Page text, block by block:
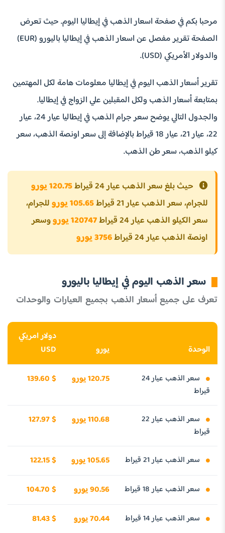
مرحبا بكم في صفحة اسعار الذهب في إيطاليا اليوم. حيث تعرض
الصفحة تقرير مفصل عن اسعار الذهب في إيطاليا باليورو (EUR)
والدولار الأمريكي (USD).
تقرير أسعار الذهب اليوم في إيطاليا معلومات هامة لكل المهتمين
بمتابعة أسعار الذهب ولكل المقبلين علي الزواج في إيطاليا.
والجدول التالي يوضح سعر جرام الذهب في إيطاليا عيار 24، عيار
22، عيار 21، عيار 18 قيراط بالإضافة إلى سعر اونصة الذهب، سعر
كيلو الذهب، سعر طن الذهب.
حيث بلغ سعر الذهب عيار 24 قيراط
120.75 يورو
للجرام، سعر الذهب عيار 21 قيراط
105.65 يورو
للجرام،
سعر الكيلو الذهب عيار 24 قيراط
120747 يورو
وسعر
اونصة الذهب عيار 24 قيراط
3756 يورو
سعر الذهب اليوم في إيطاليا باليورو
تعرف على جميع أسعار الذهب بجميع العيارات والوحدات
الوحدة يورو
دولار امريكي
USD
سعر الذهب عيار 24
قيراط
120.75 يورو 139.60 $
سعر الذهب عيار 22
قيراط
110.68 يورو 127.97 $
سعر الذهب عيار 21 قيراط 105.65 يورو 122.15 $
سعر الذهب عيار 18 قيراط 90.56 يورو 104.70 $
سعر الذهب عيار 14 قيراط 70.44 يورو 81.43 $